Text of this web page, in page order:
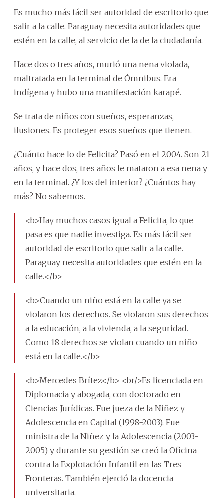
Es mucho más fácil ser autoridad de escritorio que
salir a la calle. Paraguay necesita autoridades que
estén en la calle, al servicio de la de la ciudadanía.
Hace dos o tres años, murió una nena violada,
maltratada en la terminal de Ómnibus. Era
indígena y hubo una manifestación karapé.
Se trata de niños con sueños, esperanzas,
ilusiones. Es proteger esos sueños que tienen.
¿Cuánto hace lo de Felicita? Pasó en el 2004. Son 21
años, y hace dos, tres años le mataron a esa nena y
en la terminal. ¿Y los del interior? ¿Cuántos hay
más? No sabemos.
<b>Hay muchos casos igual a Felicita, lo que
pasa es que nadie investiga. Es más fácil ser
autoridad de escritorio que salir a la calle.
Paraguay necesita autoridades que estén en la
calle.</b>
<b>Cuando un niño está en la calle ya se
violaron los derechos. Se violaron sus derechos
a la educación, a la vivienda, a la seguridad.
Como 18 derechos se violan cuando un niño
está en la calle.</b>
<b>Mercedes Brítez</b> <br/>Es licenciada en
Diplomacia y abogada, con doctorado en
Ciencias Jurídicas. Fue jueza de la Niñez y
Adolescencia en Capital (1998-2003). Fue
ministra de la Niñez y la Adolescencia (2003-
2005) y durante su gestión se creó la Oficina
contra la Explotación Infantil en las Tres
Fronteras. También ejerció la docencia
universitaria.